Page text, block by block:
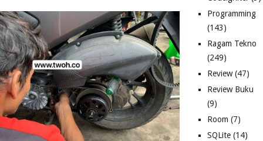
Programming
(143)
Ragam Tekno
(249)
Review(47)
Review Buku
(9)
Room (7)
SQLite (14)